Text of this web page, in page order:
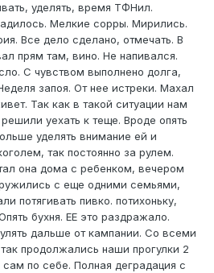
уделять, время ТФНил.
Мелкие сорры. Мирились.
Все дело сделано, отмечать. В
прям там, вино. Не напивался.
С чувством выполнено долга,
запоя. От нее истреки. Махал
Так как в такой ситуации нам
уехать к теще. Вроде опять
уделять внимание ей и
так постоянно за рулем.
она дома с ребенком, вечером
с еще одними семьями,
потягивать пивко. потихоньку,
бухня. ЕЕ это раздражало.
дальше от кампании. Со всеми
продолжались наши прогулки 2
по себе. Полная деградация с